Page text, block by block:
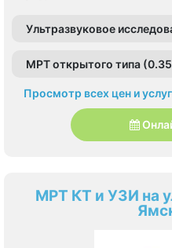
Ультразвуковое
МРТ открытого типа (0.35
Просмотр всех цен и услуг
МРТ КТ и УЗИ на